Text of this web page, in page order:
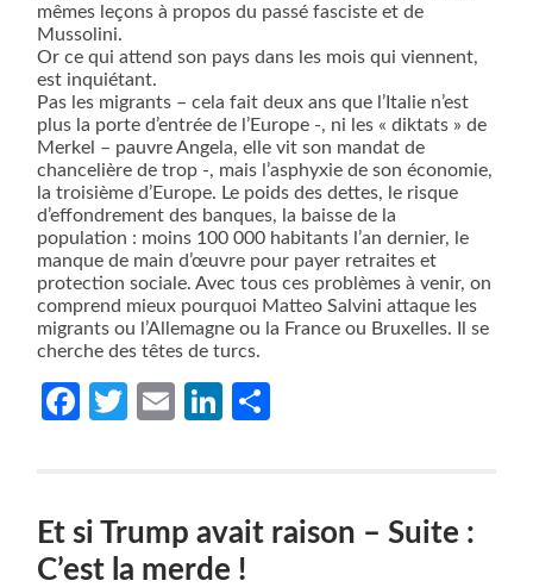
mêmes leçons à propos du passé fasciste et de
Mussolini.
Or ce qui attend son pays dans les mois qui viennent,
est inquiétant.
Pas les migrants – cela fait deux ans que l’Italie n’est
plus la porte d’entrée de l’Europe -, ni les « diktats » de
Merkel – pauvre Angela, elle vit son mandat de
chancelière de trop -, mais l’asphyxie de son économie,
la troisième d’Europe. Le poids des dettes, le risque
d’effondrement des banques, la baisse de la
population : moins 100 000 habitants l’an dernier, le
manque de main d’œuvre pour payer retraites et
protection sociale. Avec tous ces problèmes à venir, on
comprend mieux pourquoi Matteo Salvini attaque les
migrants ou l’Allemagne ou la France ou Bruxelles. Il se
cherche des têtes de turcs.
Facebook
Twitter
EmailLinkedIn
Et si Trump avait raison – Suite :
C’est la merde !